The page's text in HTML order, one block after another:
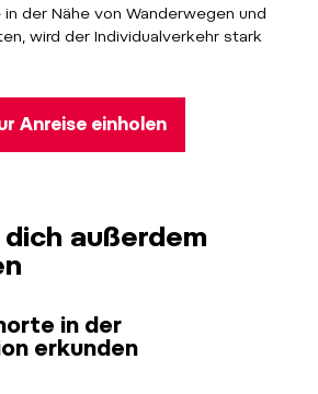
der Nähe von Wanderwegen und
wird der Individualverkehr stark
Anreise einholen
außerdem
in der
erkunden